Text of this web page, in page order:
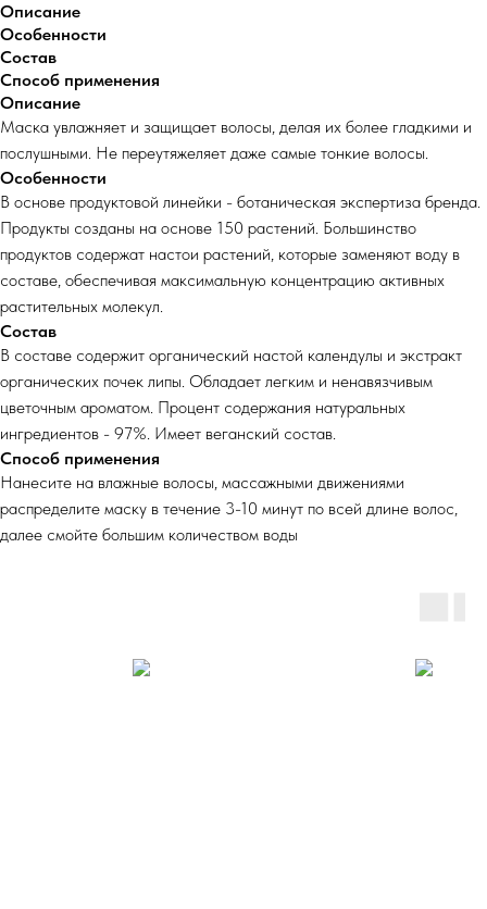
Описание
Особенности
Состав
Способ применения
Описание
Маска увлажняет и защищает волосы, делая их более гладкими и
послушными. Не переутяжеляет даже самые тонкие волосы.
Особенности
В основе продуктовой линейки - ботаническая экспертиза бренда.
Продукты созданы на основе 150 растений. Большинство
продуктов содержат настои растений, которые заменяют воду в
составе, обеспечивая максимальную концентрацию активных
растительных молекул.
Состав
В составе содержит органический настой календулы и экстракт
органических почек липы. Обладает легким и ненавязчивым
цветочным ароматом. Процент содержания натуральных
ингредиентов - 97%. Имеет веганский состав.
Способ применения
Нанесите на влажные волосы, массажными движениями
распределите маску в течение 3-10 минут по всей длине волос,
далее смойте большим количеством воды